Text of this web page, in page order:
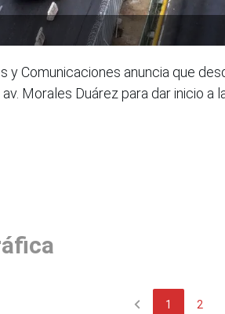
y Comunicaciones anuncia que
Morales Duárez para dar inicio
chevron_left 1 2